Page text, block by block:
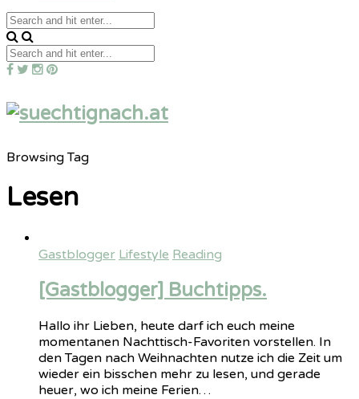
Browsing Tag
Lesen
Gastblogger Lifestyle Reading
[Gastblogger] Buchtipps.
Hallo ihr Lieben, heute darf ich euch meine
momentanen Nachttisch-Favoriten vorstellen. In
den Tagen nach Weihnachten nutze ich die Zeit um
wieder ein bisschen mehr zu lesen, und gerade
heuer, wo ich meine Ferien…